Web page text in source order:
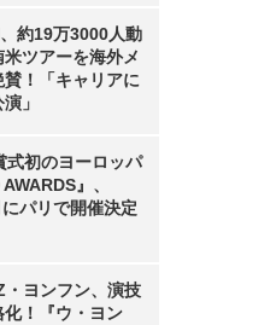
約19万3000人動
米ツアーを海外メ
！「キャリアに
」
式初のヨーロッパ
』、
パリで開催決定
・ヨンフン、演技
化！『ウ・ヨン